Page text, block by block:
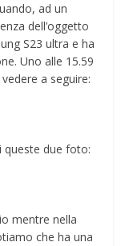
ad un
dell’oggetto
S23 ultra e ha
Uno alle 15.59
a seguire:
queste due foto:
mentre nella
che ha una